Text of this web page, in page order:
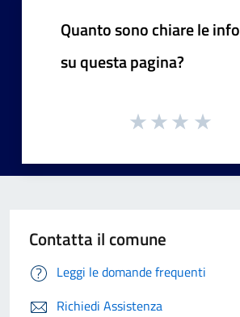
Quanto sono chiare le
su questa pagina?
Contatta il comune
Leggi le domande frequenti
Richiedi Assistenza